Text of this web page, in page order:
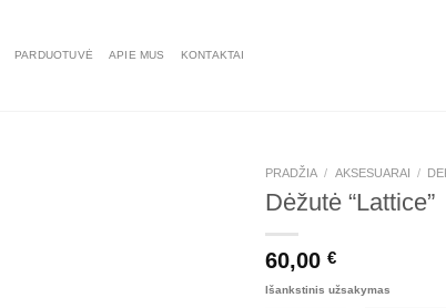
PARDUOTUVĖ APIE MUS KONTAKTAI
PRADŽIA / AKSESUARAI /
Dėžutė “Lattice”
60,00 €
Išankstinis užsakymas